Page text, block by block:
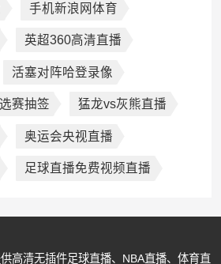
手机新浪网体育
英超360高清直播
活塞对阵哈登录像
赛抽签 猛龙vs灰熊直播
奥运会央视直播
足球直播免费视频直播
高清无插件足球直播、NBA直播、体育直